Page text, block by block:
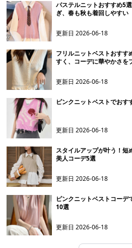
パステルニットおすすめ5
ぎ、春も秋も着回しやすい
更新日2026-06-18
フリルニットベストおすす
すく、コーデに華やかさを
更新日2026-06-18
ピンクニットベストでお
更新日2026-06-18
スタイルアップが叶う！短
美人コーデ5選
更新日2026-06-18
ピンクニットベストコー
10選
更新日2026-06-18